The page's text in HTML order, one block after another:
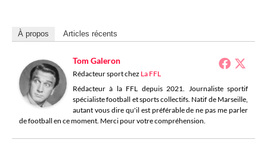
À propos Articles récents
Tom Galeron
Rédacteur sportchez La FFL
Rédacteur à la FFL depuis 2021. Journaliste sportif
spécialiste football et sports collectifs. Natif de Marseille,
autant vous dire qu'il est préférable de ne pas me parler
de football en ce moment. Merci pour votre compréhension.